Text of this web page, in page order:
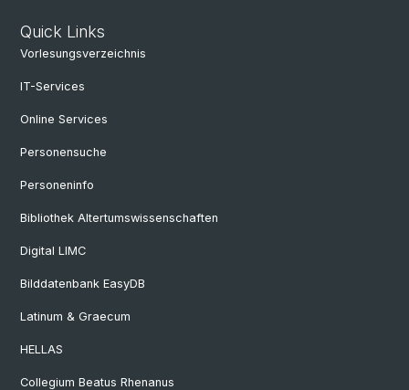
Quick Links
Vorlesungsverzeichnis
IT-Services
Online Services
Personensuche
Personeninfo
Bibliothek Altertumswissenschaften
Digital LIMC
Bilddatenbank EasyDB
Latinum & Graecum
HELLAS
Collegium Beatus Rhenanus